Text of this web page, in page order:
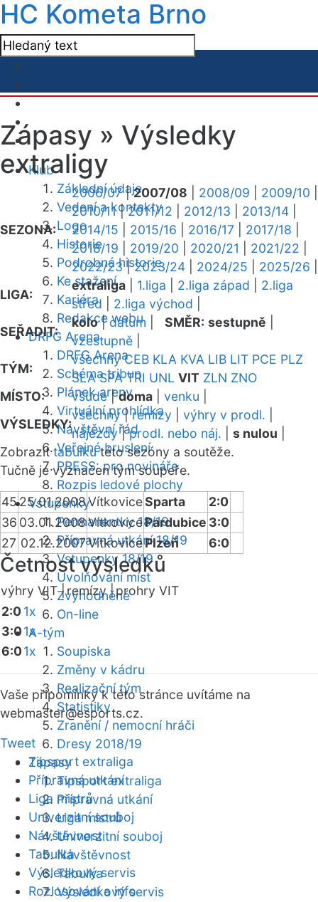
HC Kometa Brno
Klub
Základní údaje
Vedení a kontakty
Logo
Historie
Podrobná historie
Ke stažení
Kariéra
Redakce webu
DRFG Arena
DRFG Arena
Schéma tribun
Plánek areny
Virtuální prohlídka
Návštěvní řád
Veřejné bruslení
PRESS: pro novináře
Rozpis ledové plochy
Vstupenky
Permanentky 18/19
Přípravná utkání 18/19
Vstupenky 18/19
Uvolňování míst
Zvýhodněné
On-line
A-tým
Soupiska
Změny v kádru
Realizační tým
Statistiky
Zranění / nemocní hráči
Dresy 2018/19
Zápasy
Tipsport extraliga
Přípravná utkání
Liga mistrů
Univerzitní souboj
Návštěvnost
Tabulka
Výsledkový servis
Zápasy » Výsledky
extraligy
SEZONA:
2006/07|2007/08 2008/09 2009/10
2010/11|2011/12 2012/13 2013/14
2014/15
2015/16 2016/17 2017/18
2018/19
2019/20 2020/21 2021/22
2022/23|2023/24 2024/25 2025/26
LIGA:
extraliga 1.liga 2.liga západ
2.liga
střed
2.liga východ
SEŘADIT:
kolo|datum SMĚR: sestupně
vzestupně
TÝM:
všechny CEB KLA KVA LIB LIT PCE PLZ
SLA SPA TRI UNL VIT ZLN ZNO
MÍSTO:
všude|doma venku
VÝSLEDKY:
všechny|remízy výhry v prodl.
nájezdy|prodl. nebo náj. s nulou
Zobrazittabulkutéto sezóny a soutěže.
Tučně je vyznačen tým soupeře.
4525.01.2008VítkoviceSparta
2:0
36 03.01.2008VítkovicePardubice 3:0
27 02.12.2007VítkovicePlzeň 6:0
Četnost výsledků
výhry VIT |remízy |prohry VIT
2:01x
3:01x
6:01x
Vaše připomínky k této stránce uvítáme na
webmaster@esports.cz.
Tweet
Tipsport extraliga
Přípravná utkání
Liga mistrů
Univerzitní souboj
Návštěvnost
Tabulka
Výsledkový servis
Rozlosování a info